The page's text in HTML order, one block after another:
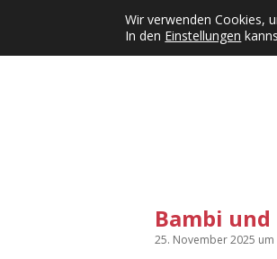
Kategorien Dropdown-
Bambi
25. November 2025
Wir verwenden Cookies,
In den Einstellungen